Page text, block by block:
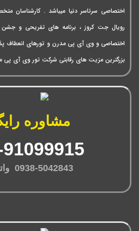
اختصاصی سرتاسر دنیا میباشد . کارشناسان
رویال جت کروز ، برنامه های تفریحی و جشن
اختصاصی و وی آی پی مدرن و تورهای انعطاف
بزرگترین مزیت های رقابتی شرکت تور وی آی پی
مشاوره
0938-5042843 واتساپ